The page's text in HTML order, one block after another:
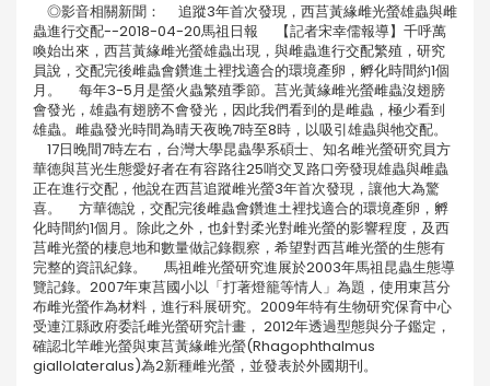
◎影音相關新聞： 追蹤3年首次發現，西莒黃緣雌光螢雄蟲與雌
蟲進行交配--2018-04-20馬祖日報 【記者宋幸儒報導】千呼萬
喚始出來，西莒黃緣雌光螢雄蟲出現，與雌蟲進行交配繁殖，研究
員說，交配完後雌蟲會鑽進土裡找適合的環境產卵，孵化時間約1個
月。 每年3-5月是螢火蟲繁殖季節。莒光黃緣雌光螢雌蟲沒翅膀
會發光，雄蟲有翅膀不會發光，因此我們看到的是雌蟲，極少看到
雄蟲。雌蟲發光時間為晴天夜晚7時至8時，以吸引雄蟲與牠交配。
17日晚間7時左右，台灣大學昆蟲學系碩士、知名雌光螢研究員方
華德與莒光生態愛好者在有容路往25哨交叉路口旁發現雄蟲與雌蟲
正在進行交配，他說在西莒追蹤雌光螢3年首次發現，讓他大為驚
喜。 方華德說，交配完後雌蟲會鑽進土裡找適合的環境產卵，孵
化時間約1個月。除此之外，也針對柔光對雌光螢的影響程度，及西
莒雌光螢的棲息地和數量做記錄觀察，希望對西莒雌光螢的生態有
完整的資訊紀錄。 馬祖雌光螢研究進展於2003年馬祖昆蟲生態導
覽記錄。2007年東莒國小以「打著燈籠等情人」為題，使用東莒分
布雌光螢作為材料，進行科展研究。2009年特有生物研究保育中心
受連江縣政府委託雌光螢研究計畫， 2012年透過型態與分子鑑定，
確認北竿雌光螢與東莒黃緣雌光螢(Rhagophthalmus
giallolateralus)為2新種雌光螢，並發表於外國期刊。